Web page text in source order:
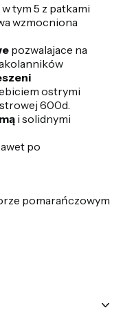
w tym 5 z patkami
wzmocniona
pozwalajace na
ostrymi
600d.
i solidnymi
po
pomarańczowym